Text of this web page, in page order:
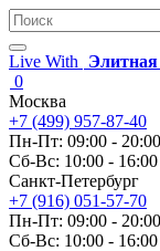
Live With
0
Москва
+7 (499) 957-87-40
Пн-Пт: 09:00 - 20:00
Сб-Вс: 10:00 - 16:00
Санкт-Петербург
+7 (916) 051-57-70
Пн-Пт: 09:00 - 20:00
Сб-Вс: 10:00 - 16:00